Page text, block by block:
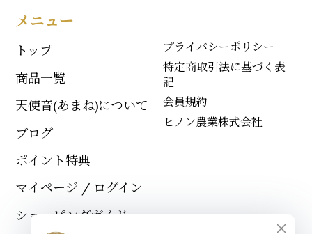
メニュー
トップ
商品一覧
天使音(あまね)について
ブログ
ポイント特典
マイページ / ログイン
ショッピングガイド
プライバシーポリシー
特定商取引法に基づく表
記
会員規約
ヒノン農業株式会社